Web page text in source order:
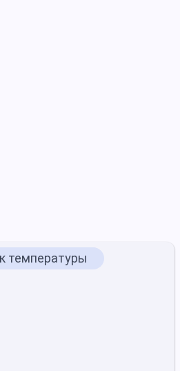
температуры